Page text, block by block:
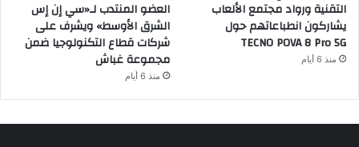
التقنية ورواد مجتمع الألعاب
يشاركون انطباعاتهم حول
TECNO POVA 8 Pro 5G
منذ 6 أيام
العضو المنتدب لـ«سي إن إس
الشرق الأوسط» ويشرف على
شركات قطاع التكنولوجيا ضمن
مجموعة غباش
منذ 6 أيام